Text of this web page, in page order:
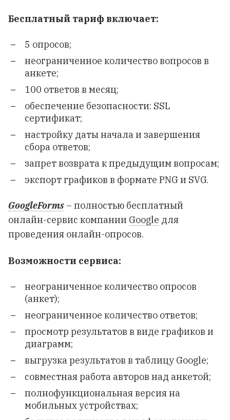
Бесплатный тариф включает:
5 опросов;
неограниченное количество вопросов в
анкете;
100 ответов в месяц;
обеспечение безопасности: SSL
сертификат;
настройку даты начала и завершения
сбора ответов;
запрет возврата к предыдущим вопросам;
экспорт графиков в формате PNG и SVG.
GoogleForms – полностью бесплатный
онлайн-сервис компании Google для
проведения онлайн-опросов.
Возможности сервиса:
неограниченное количество опросов
(анкет);
неограниченное количество ответов;
просмотр результатов в виде графиков и
диаграмм;
выгрузка результатов в таблицу Google;
совместная работа авторов над анкетой;
полнофункциональная версия на
мобильных устройствах;